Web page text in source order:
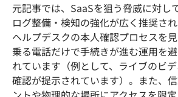
元記事では、SaaSを狙う脅威に対し
ログ整備・検知の強化が広く推奨され
ヘルプデスクの本人確認プロセスを
乗る電話だけで手続きが進む運用を
れています（例として、ライブのビ
確認が提示されています）。また、